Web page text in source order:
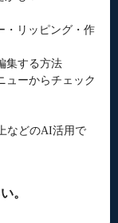
・リッピング・作
集する方法
ューからチェック
などのAI活用で
。